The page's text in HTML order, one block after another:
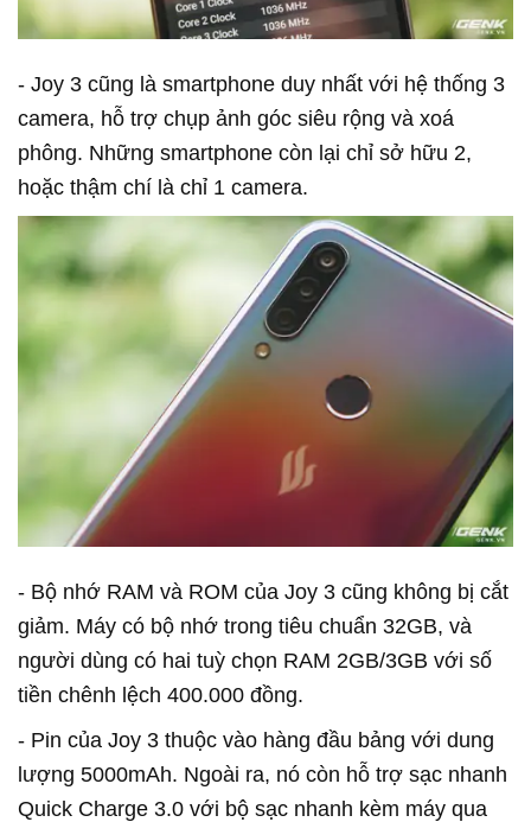
- Joy 3 cũng là smartphone duy nhất với hệ thống 3
camera, hỗ trợ chụp ảnh góc siêu rộng và xoá
phông. Những smartphone còn lại chỉ sở hữu 2,
hoặc thậm chí là chỉ 1 camera.
- Bộ nhớ RAM và ROM của Joy 3 cũng không bị cắt
giảm. Máy có bộ nhớ trong tiêu chuẩn 32GB, và
người dùng có hai tuỳ chọn RAM 2GB/3GB với số
tiền chênh lệch 400.000 đồng.
- Pin của Joy 3 thuộc vào hàng đầu bảng với dung
lượng 5000mAh. Ngoài ra, nó còn hỗ trợ sạc nhanh
Quick Charge 3.0 với bộ sạc nhanh kèm máy qua